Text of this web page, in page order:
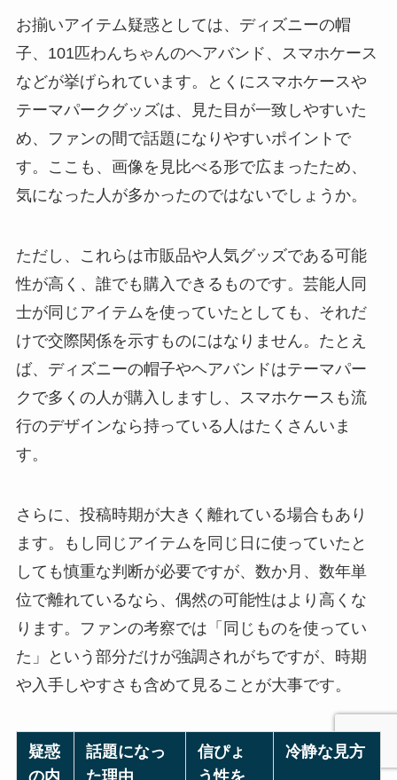
お揃いアイテム疑惑としては、ディズニーの帽
子、101匹わんちゃんのヘアバンド、スマホケース
などが挙げられています。とくにスマホケースや
テーマパークグッズは、見た目が一致しやすいた
め、ファンの間で話題になりやすいポイントで
す。ここも、画像を見比べる形で広まったため、
気になった人が多かったのではないでしょうか。
ただし、これらは市販品や人気グッズである可能
性が高く、誰でも購入できるものです。芸能人同
士が同じアイテムを使っていたとしても、それだ
けで交際関係を示すものにはなりません。たとえ
ば、ディズニーの帽子やヘアバンドはテーマパー
クで多くの人が購入しますし、スマホケースも流
行のデザインなら持っている人はたくさんいま
す。
さらに、投稿時期が大きく離れている場合もあり
ます。もし同じアイテムを同じ日に使っていたと
しても慎重な判断が必要ですが、数か月、数年単
位で離れているなら、偶然の可能性はより高くな
ります。ファンの考察では「同じものを使ってい
た」という部分だけが強調されがちですが、時期
や入手しやすさも含めて見ることが大事です。
疑惑
の内
話題になっ
た理由
信ぴょ
う性を
冷静な見方